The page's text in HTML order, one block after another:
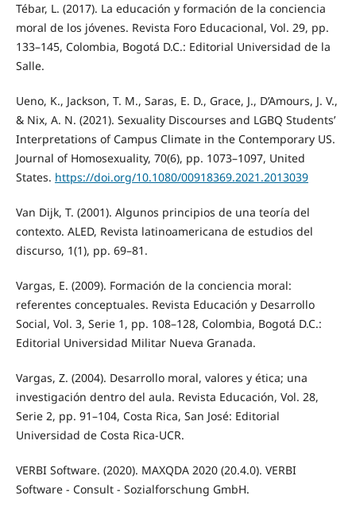
Tébar, L. (2017). La educación y formación de la conciencia
moral de los jóvenes. Revista Foro Educacional, Vol. 29, pp.
133–145, Colombia, Bogotá D.C.: Editorial Universidad de la
Salle.
Ueno, K., Jackson, T. M., Saras, E. D., Grace, J., D’Amours, J. V.,
& Nix, A. N. (2021). Sexuality Discourses and LGBQ Students’
Interpretations of Campus Climate in the Contemporary US.
Journal of Homosexuality, 70(6), pp. 1073–1097, United
States. https://doi.org/10.1080/00918369.2021.2013039
Van Dijk, T. (2001). Algunos principios de una teoría del
contexto. ALED, Revista latinoamericana de estudios del
discurso, 1(1), pp. 69–81.
Vargas, E. (2009). Formación de la conciencia moral:
referentes conceptuales. Revista Educación y Desarrollo
Social, Vol. 3, Serie 1, pp. 108–128, Colombia, Bogotá D.C.:
Editorial Universidad Militar Nueva Granada.
Vargas, Z. (2004). Desarrollo moral, valores y ética; una
investigación dentro del aula. Revista Educación, Vol. 28,
Serie 2, pp. 91–104, Costa Rica, San José: Editorial
Universidad de Costa Rica-UCR.
VERBI Software. (2020). MAXQDA 2020 (20.4.0). VERBI
Software - Consult - Sozialforschung GmbH.